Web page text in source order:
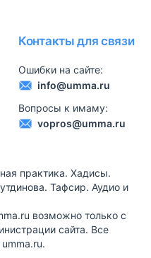
Контакты для связи
Ошибки на сайте:
info@umma.ru
Вопросы к имаму:
vopros@umma.ru
практика. Хадисы.
Тафсир. Аудио и
возможно только с
сайта. Все